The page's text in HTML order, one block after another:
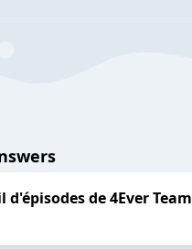
d'épisodes de 4Ever Team